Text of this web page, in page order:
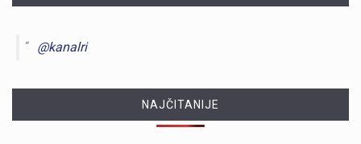
@kanalri
NAJČITANIJE